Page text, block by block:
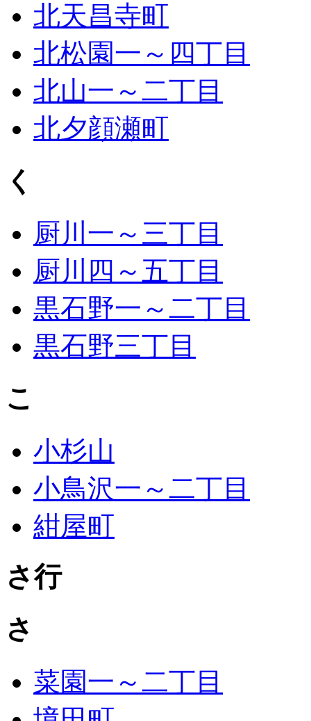
北天昌寺町
北松園一～四丁目
北山一～二丁目
北夕顔瀬町
く
厨川一～三丁目
厨川四～五丁目
黒石野一～二丁目
黒石野三丁目
こ
小杉山
小鳥沢一～二丁目
紺屋町
さ行
さ
菜園一～二丁目